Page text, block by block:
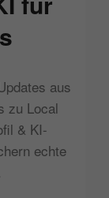
aus
zu Local
& KI-
echte